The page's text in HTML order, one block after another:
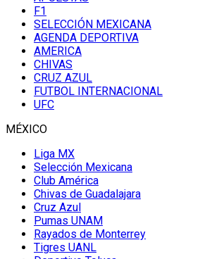
F1
SELECCIÓN MEXICANA
AGENDA DEPORTIVA
AMERICA
CHIVAS
CRUZ AZUL
FUTBOL INTERNACIONAL
UFC
MÉXICO
Liga MX
Selección Mexicana
Club América
Chivas de Guadalajara
Cruz Azul
Pumas UNAM
Rayados de Monterrey
Tigres UANL